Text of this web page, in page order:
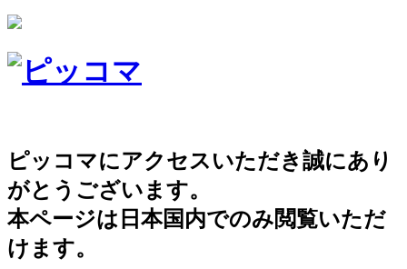
ピッコマにアクセスいただき誠にあり
がとうございます。
本ページは日本国内でのみ閲覧いただ
けます。